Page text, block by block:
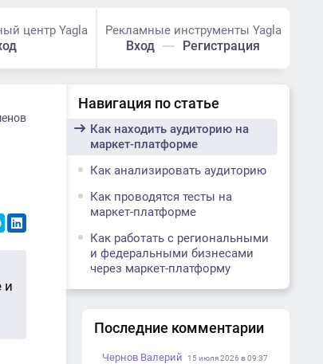
центр Yagla Рекламные инструменты Yagla
Вход Регистрация
Навигация по статье
Как находить аудиторию на
маркет-платформе
Как анализировать аудиторию
Как проводятся тесты на
маркет-платформе
Как работать с региональными
и федеральными бизнесами
через маркет-платформу
и
Последние комментарии
Чернов Валерий 15 июля 2026 в 09:37